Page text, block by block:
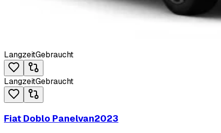
LangzeitGebraucht
LangzeitGebraucht
Fiat Doblo Panelvan2023